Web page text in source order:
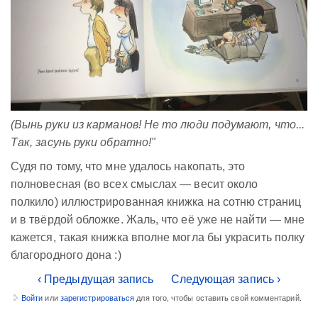
(Вынь руки из карманов! Не то люди подумают, что...
Так, засунь руки обратно!"
Судя по тому, что мне удалось накопать, это
полновесная (во всех смыслах — весит около
полкило) иллюстрированная книжка на сотню страниц
и в твёрдой обложке. Жаль, что её уже не найти — мне
кажется, такая книжка вполне могла бы украсить полку
благородного дона :)
‹ Предыдущая запись
Следующая запись ›
Войти или зарегистрироваться для того, чтобы оставить свой комментарий.